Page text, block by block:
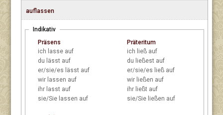
auflassen
Indikativ
Präsens
ich lasse auf
du lässt auf
er/sie/es lässt auf
wir lassen auf
ihr lasst auf
sie/Sie lassen auf
Präteritum
ich ließ auf
du ließest auf
er/sie/es ließ auf
wir ließen auf
ihr ließt auf
sie/Sie ließen auf